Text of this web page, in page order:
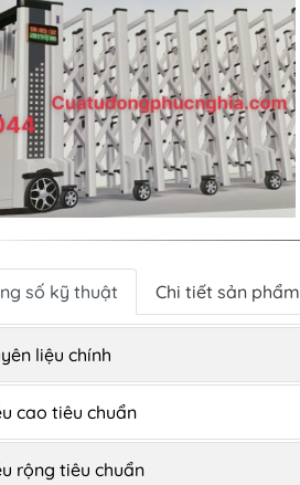
số kỹ thuật Chi tiết sản phẩm
liệu chính
cao tiêu chuẩn
rộng tiêu chuẩn